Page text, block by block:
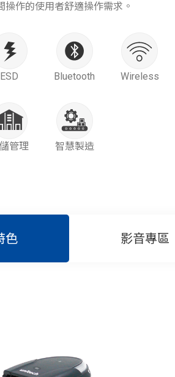
操作的使用者舒適操作需求。
ESD Bluetooth Wireless
管理 智慧製造
色 影音專區